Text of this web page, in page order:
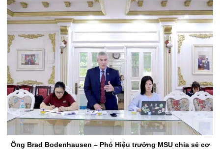
Ông Brad Bodenhausen – Phó Hiệu trưởng MSU chia sẻ cơ